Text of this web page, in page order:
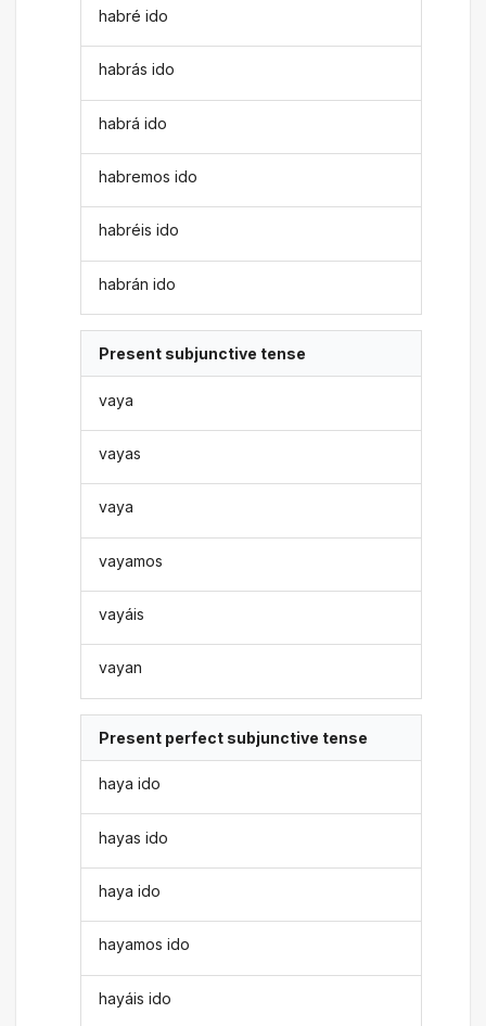
habré ido
habrás ido
habrá ido
habremos ido
habréis ido
habrán ido
Present subjunctive tense
vaya
vayas
vaya
vayamos
vayáis
vayan
Present perfect subjunctive tense
haya ido
hayas ido
haya ido
hayamos ido
hayáis ido